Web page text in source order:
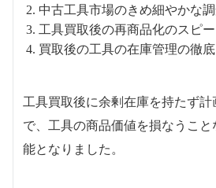
中古工具市場のきめ細やかな
工具買取後の再商品化のスピ
買取後の工具の在庫管理の徹底
工具買取後に余剰在庫を持たず計
で、工具の商品価値を損なうこ
能となりました。